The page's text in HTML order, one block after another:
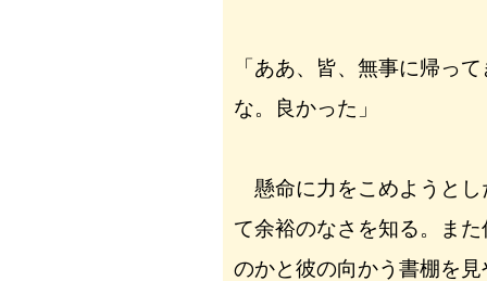
「ああ、皆、無事に帰っ
な。良かった」
懸命に力をこめようとし
て余裕のなさを知る。ま
のかと彼の向かう書棚を